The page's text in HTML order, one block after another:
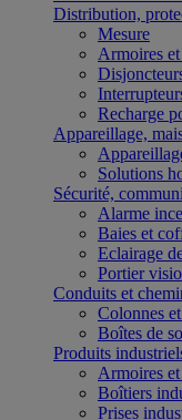
Distribution,
Mesure
Armoires
Recharge
Appareillage,
Solutions
Sécurité,
Alarme
Baies et
Eclairage
Portier
Conduits et
Colonnes
Boîtes de
Produits
Armoires
Boîtiers
Prises